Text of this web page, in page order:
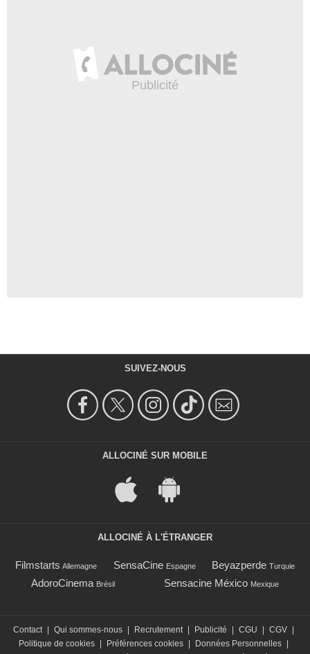
SUIVEZ-NOUS
ALLOCINÉ SUR MOBILE
ALLOCINÉ À L'ÉTRANGER
Filmstarts Allemagne SensaCine Espagne Beyazperde Turquie
AdoroCinema Brésil Sensacine México Mexique
Contact Qui sommes-nous Recrutement Publicité CGU CGV
Politique de cookies
Préférences cookies Données Personnelles